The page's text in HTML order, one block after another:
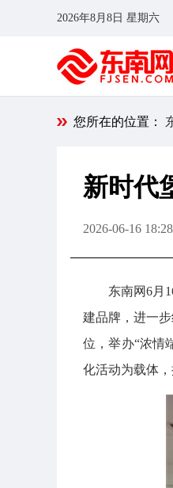
2026年8月8日 星期六
您所在的位置：
新时代
2026-06-16 18:28
东南网6月
建品牌，进一
位，举办“浓情
化活动为载体